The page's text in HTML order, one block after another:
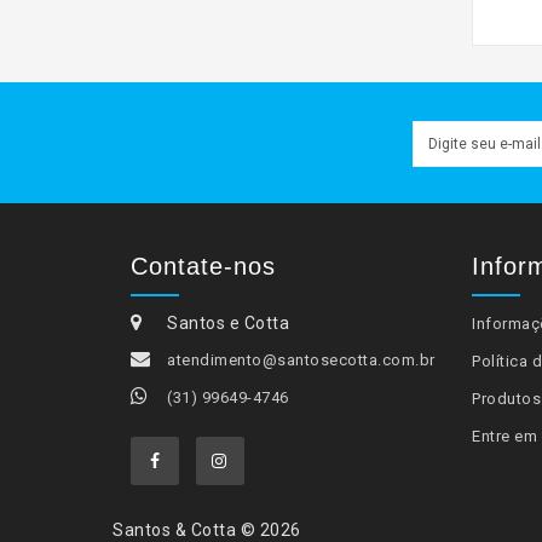
Contate-nos
Santos e Cotta
atendimento@santosecotta.com.br
(31) 99649-4746
Política
Entre
Santos & Cotta © 2026